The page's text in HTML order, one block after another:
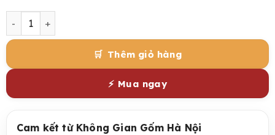
Chum Ngâm Rượu 10L Bát Tràng Vẽ Trống Đồng Dát
Thêm giỏ hàng
Mua ngay
Cam kết từ Không Gian Gốm Hà Nội